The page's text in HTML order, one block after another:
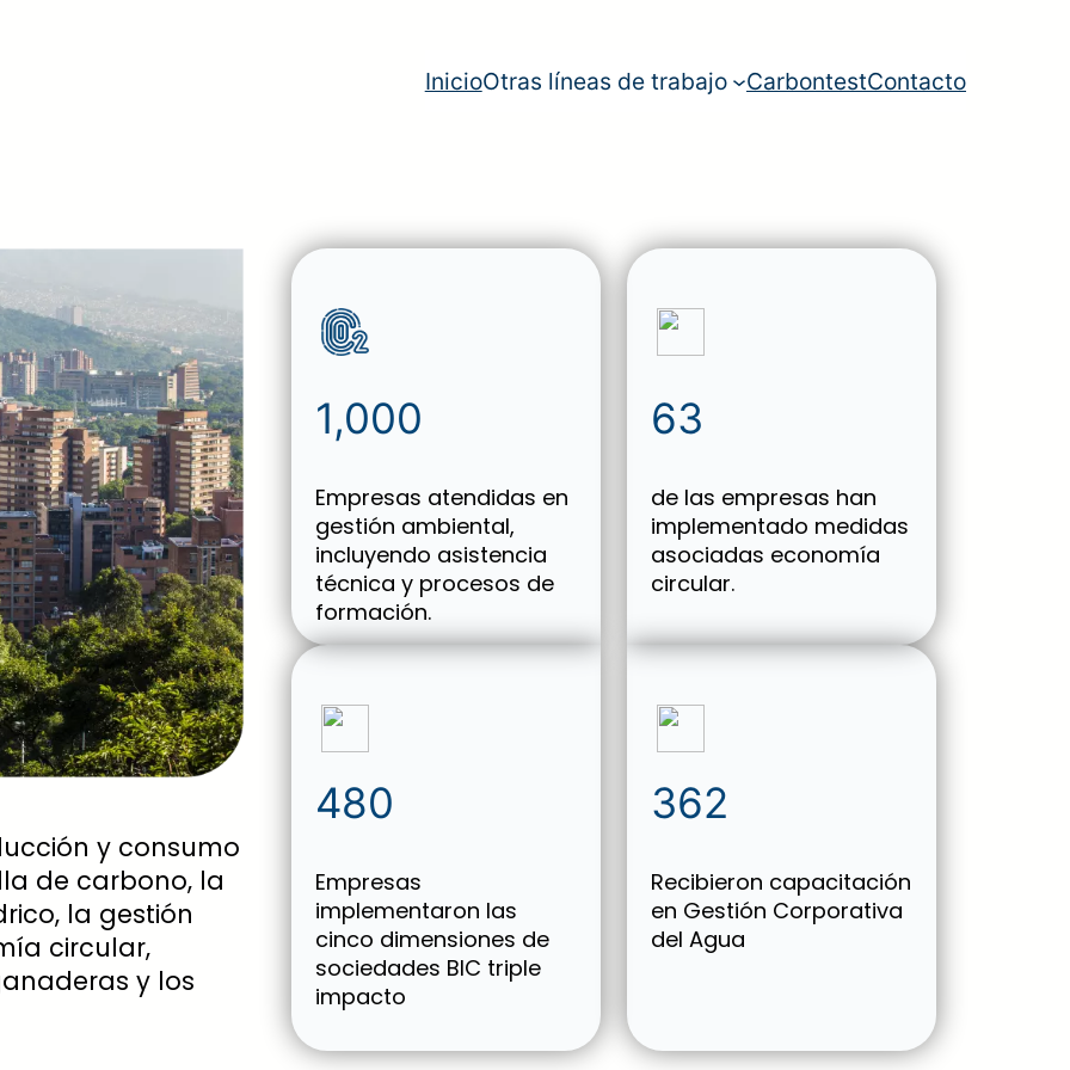
InicioOtras líneas de trabajo CarbontestContacto
y consumo
de carbono, la
la gestión
circular,
y los
1,000
Empresas atendidas en
gestión ambiental,
incluyendo asistencia
técnica y procesos de
formación.
63
de las empresas han
implementado medidas
asociadas economía
circular.
480
Empresas
implementaron las
cinco dimensiones de
sociedades BIC triple
impacto
362
Recibieron capacitación
en Gestión Corporativa
del Agua